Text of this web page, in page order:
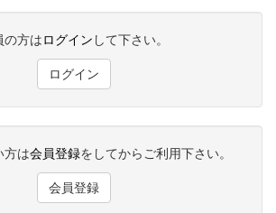
の方はログイン して下さい。
ログイン
方は会員登録をしてからご利用下さい。
会員登録